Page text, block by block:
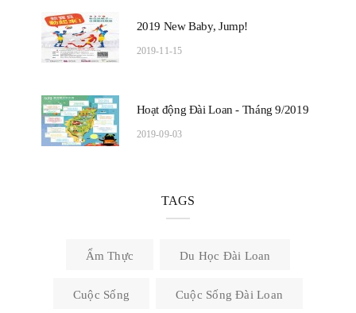
2019 New Baby, Jump!
2019-11-15
Hoạt động Đài Loan - Tháng 9/2019
2019-09-03
TAGS
Ẩm Thực Du Học Đài Loan
Cuộc Sống Cuộc Sống Đài Loan